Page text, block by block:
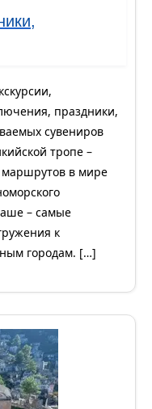
праздники,
сувениров
тропе –
в мире
– самые
к
городам. […]